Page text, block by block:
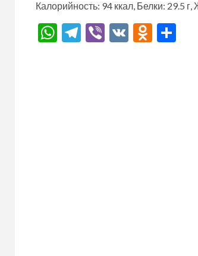
Калорийность: 94 ккал, Белки: 29.5
WhatsApp
Telegram
Viber
VK